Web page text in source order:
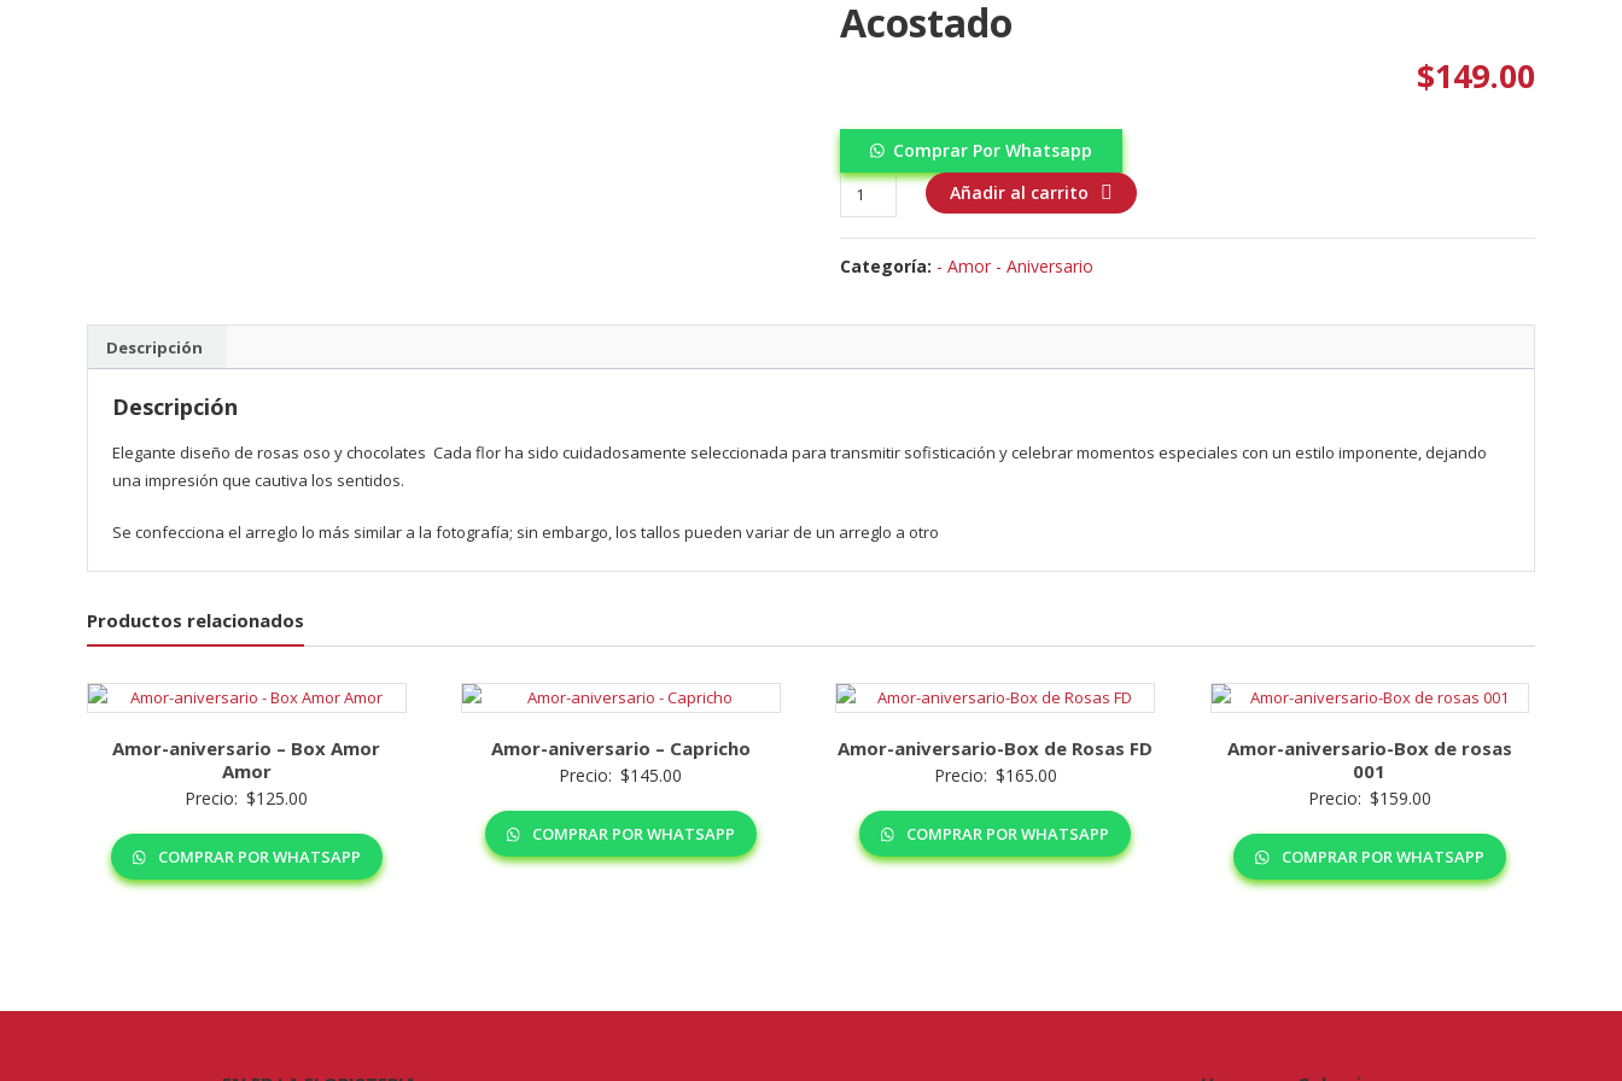
Acostado
$149.00
Comprar Por Whatsapp
Amor-
aniversario
-
Box
Oso
Añadir al carrito
Categoría: - Amor - Aniversario
Descripción
Descripción
Elegante diseño de rosas oso y chocolates Cada flor ha sido cuidadosamente seleccionada para transmitir sofisticación y celebrar momentos especiales con un estilo imponente, dejando
una impresión que cautiva los sentidos.
Se confecciona el arreglo lo más similar a la fotografía; sin embargo, los tallos pueden variar de un arreglo a otro
Productos relacionados
Amor-aniversario – Box Amor
Amor
Precio: $125.00
COMPRAR POR WHATSAPP
Amor-aniversario – Capricho
Precio: $145.00
COMPRAR POR WHATSAPP
Amor-aniversario-Box de Rosas FD
Precio: $165.00
COMPRAR POR WHATSAPP
Amor-aniversario-Box de rosas
001
Precio: $159.00
COMPRAR POR WHATSAPP